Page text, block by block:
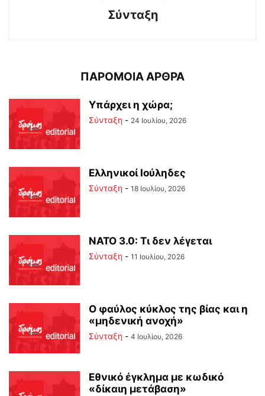
Σύνταξη
ΠΑΡΟΜΟΙΑ ΑΡΘΡΑ
Υπάρχει η χώρα;
Σύνταξη - 24 Ιουλίου, 2026
Ελληνικοί Ιούληδες
Σύνταξη - 18 Ιουλίου, 2026
ΝΑΤΟ 3.0: Τι δεν λέγεται
Σύνταξη - 11 Ιουλίου, 2026
Ο φαύλος κύκλος της βίας και η
«μηδενική ανοχή»
Σύνταξη - 4 Ιουλίου, 2026
Εθνικό έγκλημα με κωδικό
«δίκαιη μετάβαση»